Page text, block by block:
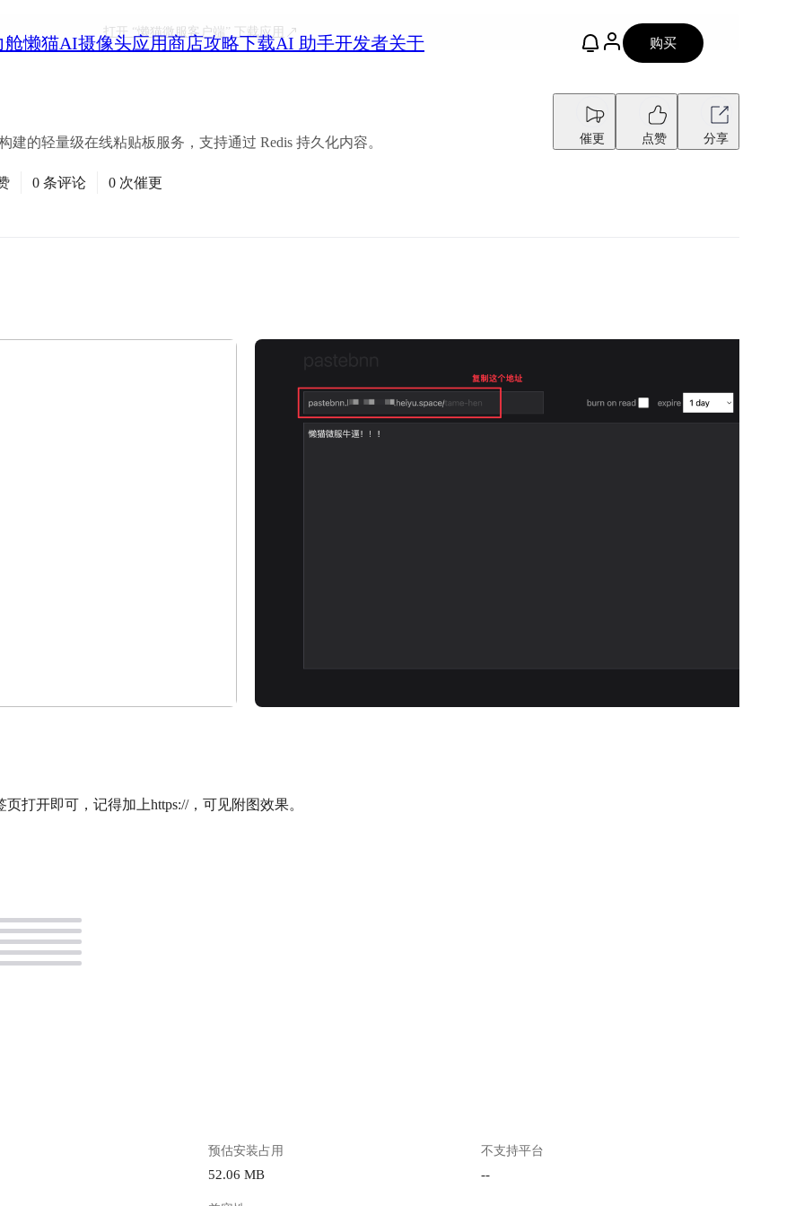
舱懒猫AI摄像头应用商店攻略下载AI 助手开发者关于 购买
打开 “懒猫微服客户端”下载应用
建的轻量级在线粘贴板服务，支持通过 Redis 持久化内容。 催更 点赞 分享
0 条评论 0 次催更
打开即可，记得加上https://，可见附图效果。
预估安装占用
52.06 MB
不支持平台
--